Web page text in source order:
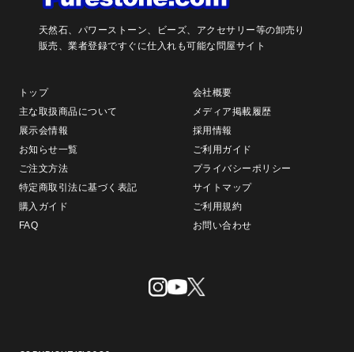
天然石、パワーストーン、ビーズ、アクセサリー等の卸売り
販売、業者登録ですぐに仕入れも可能な問屋サイト
トップ
会社概要
主な取扱商品について
メディア掲載履歴
展示会情報
採用情報
お知らせ一覧
ご利用ガイド
ご注文方法
プライバシーポリシー
特定商取引法に基づく表記
サイトマップ
購入ガイド
ご利用規約
FAQ
お問い合わせ